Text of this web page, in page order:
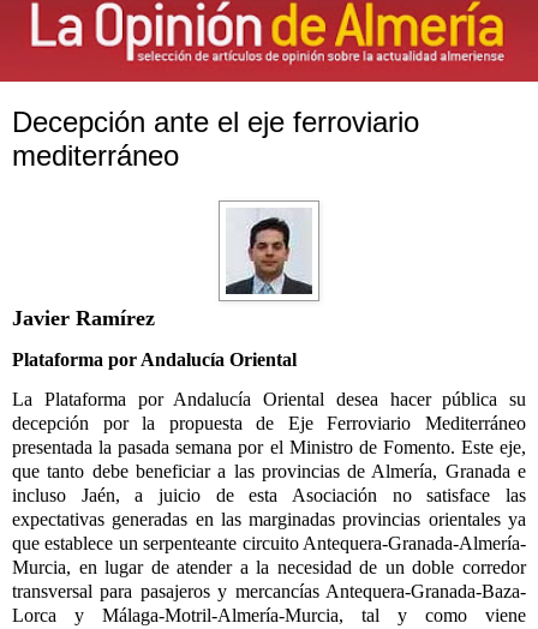
Decepción ante el eje ferroviario
mediterráneo
Javier Ramírez
Plataforma por Andalucía Oriental
La Plataforma por Andalucía Oriental desea hacer pública su
decepción por la propuesta de Eje Ferroviario Mediterráneo
presentada la pasada semana por el Ministro de Fomento. Este eje,
que tanto debe beneficiar a las provincias de Almería, Granada e
incluso Jaén, a juicio de esta Asociación no satisface las
expectativas generadas en las marginadas provincias orientales ya
que establece un serpenteante circuito Antequera-Granada-Almería-
Murcia, en lugar de atender a la necesidad de un doble corredor
transversal para pasajeros y mercancías Antequera-Granada-Baza-
Lorca y Málaga-Motril-Almería-Murcia, tal y como viene